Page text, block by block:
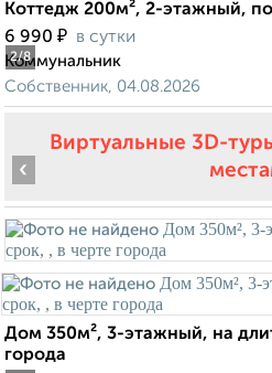
2/8
Коттедж 200м², 2-этажный,
6 990 ₽ в сутки
Коммунальник
Собственник, 04.08.2026
Виртуальные 3D-
‹
Дом 350м², 3-этажный, на
города